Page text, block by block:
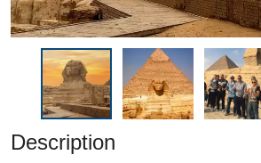
Description